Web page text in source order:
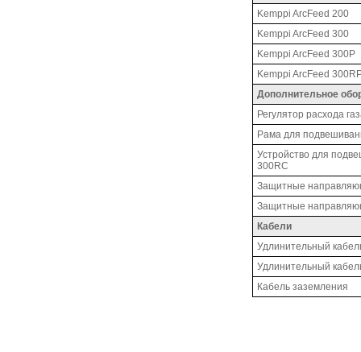
Kemppi ArcFeed 200
Kemppi ArcFeed 300
Kemppi ArcFeed 300P
Kemppi ArcFeed
Дополнительное
Регулятор расхода
Рама для
Устройство для
300RC
Защитные
Защитные
Кабели
Удлинительный
Удлинительный
Кабель заземления